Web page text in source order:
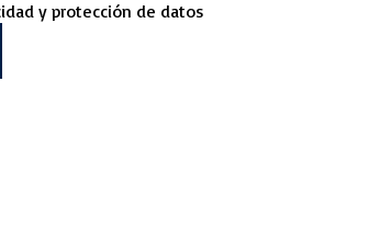
y protección de datos